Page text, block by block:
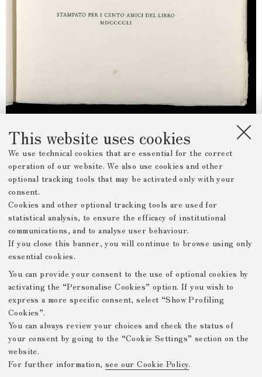
This website uses cookies
We use technical cookies that are essential for the correct
operation of our website. We also use cookies and other
optional tracking tools that may be activated only with your
consent.
Cookies and other optional tracking tools are used for
statistical analysis, to ensure the efficacy of institutional
communications, and to analyse user behaviour.
If you close this banner, you will continue to browse using only
essential cookies.
You can provide your consent to the use of optional cookies by
activating the “Personalise Cookies” option. If you wish to
express a more specific consent, select “Show Profiling
Cookies”.
You can always review your choices and check the status of
your consent by going to the “Cookie Settings” section on the
website.
For further information, see our Cookie Policy.
La favola di Amore e Psiche nuovamente tradotta
Il volume contiene la favola di Amore e Psiche, il
racconto posto esattamente al centro delle
Metamorfosi di Apuleio (IV 28-VI 24), nella
traduzione di F. Carlesi, che sarà pubblicata in
versione integrale tre anni più tardi (Apuleio, Gli XI
libri delle Metamorfosi, traduzione di F. Carlesi, testo
critico riveduto da N. Terzaghi, Sansoni, Firenze
1954). Le illustrazioni di Salvadori rappresentano i
protagonisti della favola e alcune scene nodali del
Prev. Page Next Page
Privacy Policy -Legal Notes -Github